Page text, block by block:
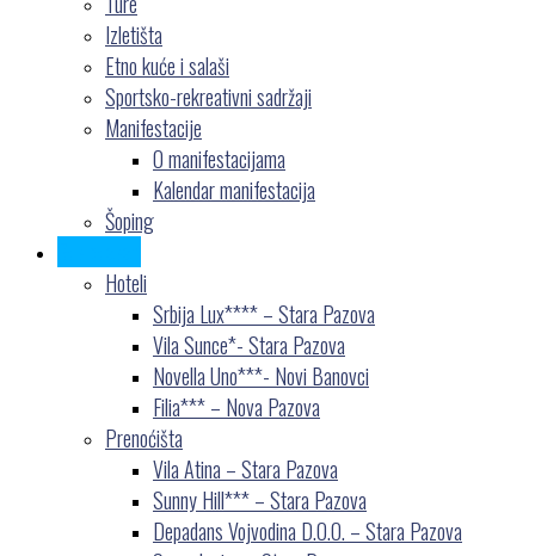
Izletišta
Etno kuće i salaši
Sportsko-rekreativni sadržaji
Manifestacije
O manifestacijama
Kalendar manifestacija
Šoping
Hoteli
Srbija Lux**** – Stara Pazova
Vila Sunce*- Stara Pazova
Novella Uno***- Novi Banovci
Filia*** – Nova Pazova
Prenoćišta
Vila Atina – Stara Pazova
Sunny Hill*** – Stara Pazova
Depadans Vojvodina D.O.O. – Stara Pazova